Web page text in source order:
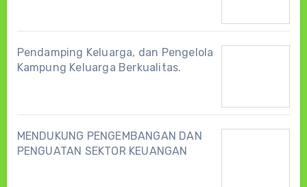
Pendamping Keluarga, dan Pengelola
Kampung Keluarga Berkualitas.
MENDUKUNG PENGEMBANGAN DAN
PENGUATAN SEKTOR KEUANGAN